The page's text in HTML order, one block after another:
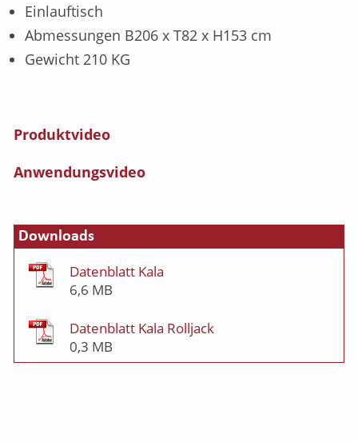
Einlauftisch
Abmessungen B206 x T82 x H153 cm
Gewicht 210 KG
Produktvideo
Anwendungsvideo
Downloads
Datenblatt Kala
6,6 MB
Datenblatt Kala Rolljack
0,3 MB